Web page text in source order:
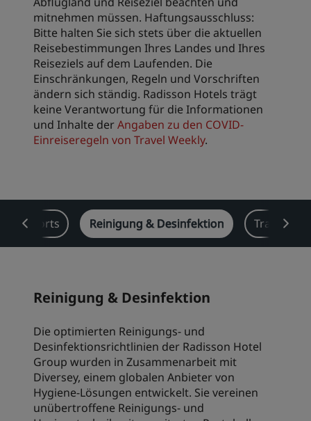
mitnehmen müssen. Haftungsausschluss:
Bitte halten Sie sich stets über die aktuellen
Reisebestimmungen Ihres Landes und Ihres
Reiseziels auf dem Laufenden. Die
Einschränkungen, Regeln und Vorschriften
ändern sich ständig. Radisson Hotels trägt
keine Verantwortung für die Informationen
und Inhalte derAngaben zu den COVID-
Einreiseregeln von Travel Weekly.
Resorts Reinigung & Desinfektion Travel
Reinigung & Desinfektion
Die optimierten Reinigungs- und
Desinfektionsrichtlinien der Radisson Hotel
Group wurden in Zusammenarbeit mit
Diversey, einem globalen Anbieter von
Hygiene-Lösungen entwickelt. Sie vereinen
unübertroffene Reinigungs- und